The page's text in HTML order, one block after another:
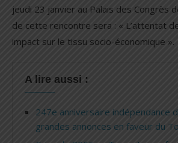
jeudi 23 janvier au Palais des Congrès
de cette rencontre sera : « L’attentat
impact sur le tissu socio-économique ».
A lire aussi :
247e anniversaire indépendance
grandes annonces en faveur du